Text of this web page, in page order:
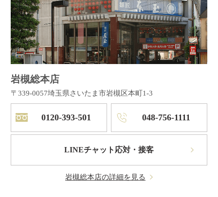
岩槻総本店
〒339-0057埼玉県さいたま市岩槻区本町1-3
0120-393-501 048-756-1111
LINEチャット応対・接客
岩槻総本店の詳細を見る